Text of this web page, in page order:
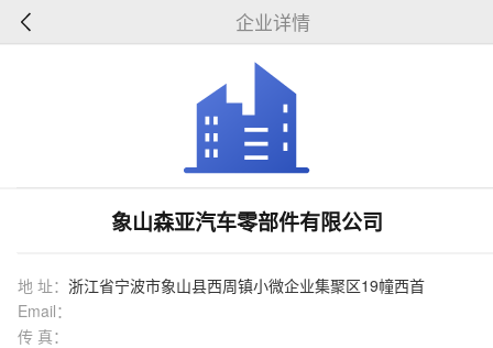
企业详情
象山森亚汽车零部件有限公司
地 址： 浙江省宁波市象山县西周镇小微企业集聚区19幢西首
Email：
传 真：